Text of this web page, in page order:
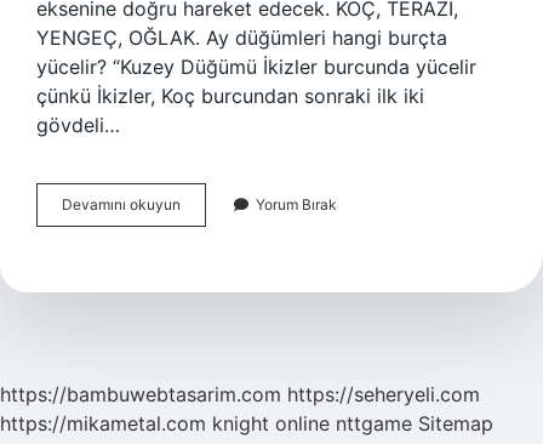
eksenine doğru hareket edecek. KOÇ, TERAZİ,
YENGEÇ, OĞLAK. Ay düğümleri hangi burçta
yücelir? “Kuzey Düğümü İkizler burcunda yücelir
çünkü İkizler, Koç burcundan sonraki ilk iki
gövdeli…
Devamını okuyun
Düğümleri
Bir
Yorum Bırak
https://bambuwebtasarim.com https://seheryeli.com
https://mikametal.com knight online nttgame Sitemap